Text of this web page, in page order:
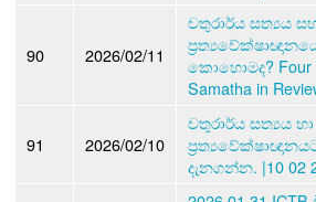
90 2026/02/11
චතුරාර්ය සත්‍යය
කොහොමද? Four
Samatha in
91 2026/02/10
චතුරාර්ය සත්‍යය
දැනගන්න. |10 02